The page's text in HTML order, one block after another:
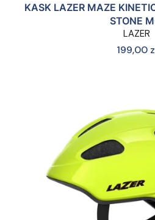
KASK LAZER MAZE
STONE
LAZER
Cena
199,00